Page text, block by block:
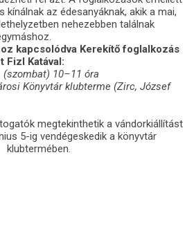
az édesanyáknak, akik a mai,
nehezebben találnak
kapcsolódva Kerekítő foglalkozás
Fizl Katával:
(szombat) 10–11 óra
Könyvtár klubterme (Zirc, József
megtekinthetik a vándorkiállítást
5-ig vendégeskedik a könyvtár
klubtermében.